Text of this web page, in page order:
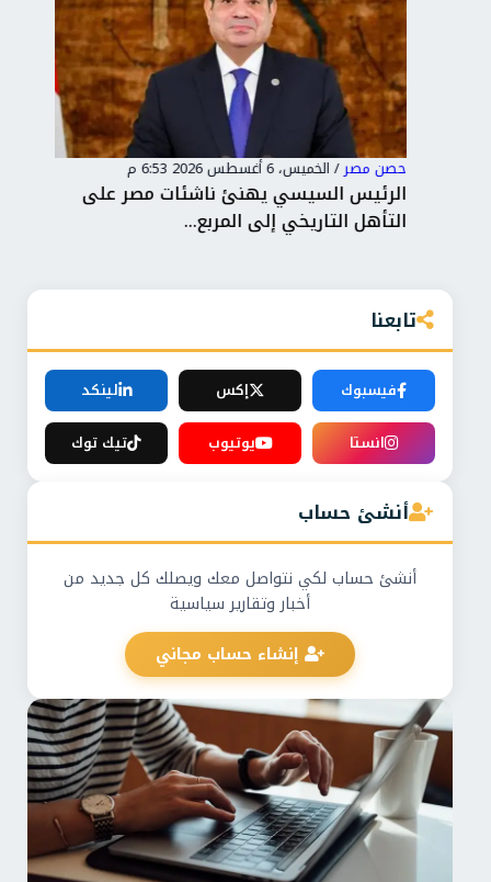
حصن مصر/ الخميس، 6 أغسطس 2026 6:53 م
الرئيس السيسي يهنئ ناشئات مصر على
التأهل التاريخي إلى المربع...
تابعنا
فيسبوك إكس
لينكد
انستا
يوتيوب تيك توك
أنشئ حساب
أنشئ حساب لكي نتواصل معك ويصلك كل جديد من
أخبار وتقارير سياسية
إنشاء حساب مجاني